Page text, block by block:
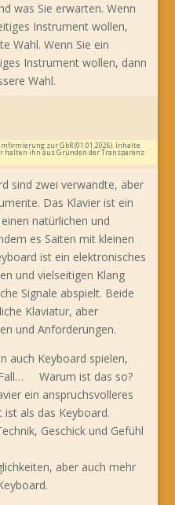
was Sie erwarten. Wenn
Instrument wollen,
Wahl. Wenn Sie ein
Instrument wollen, dann
Wahl.
zur GbR (01.01.2026). Inhalte
halten ihn aus Gründen der Transparenz
sind zwei verwandte, aber
Das Klavier ist ein
natürlichen und
es Saiten mit kleinen
ist ein elektronisches
und vielseitigen Klang
Signale abspielt. Beide
Klaviatur, aber
und Anforderungen.
auch Keyboard spielen,
Warum ist das so?
ein anspruchsvolleres
als das Keyboard.
Geschick und Gefühl
aber auch mehr